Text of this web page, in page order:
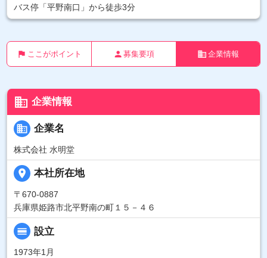
バス停「平野南口」から徒歩3分
flag ここがポイント person 募集要項 business 企業情報
business 企業情報
business 企業名
株式会社 水明堂
place 本社所在地
〒670-0887
兵庫県姫路市北平野南の町１５－４６
calendar_view_day 設立
1973年1月